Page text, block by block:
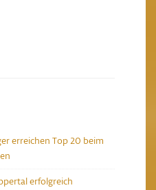
erreichen Top 20 beim
erfolgreich